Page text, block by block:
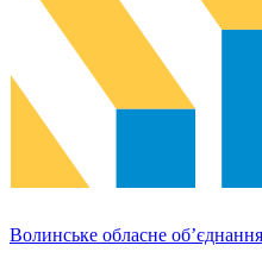
Волинське обласне